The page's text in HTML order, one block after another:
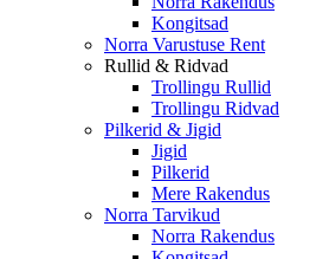
Kongitsad
Norra Varustuse Rent
Rullid & Ridvad
Trollingu Rullid
Trollingu Ridvad
Pilkerid & Jigid
Jigid
Pilkerid
Mere Rakendus
Norra Tarvikud
Norra Rakendus